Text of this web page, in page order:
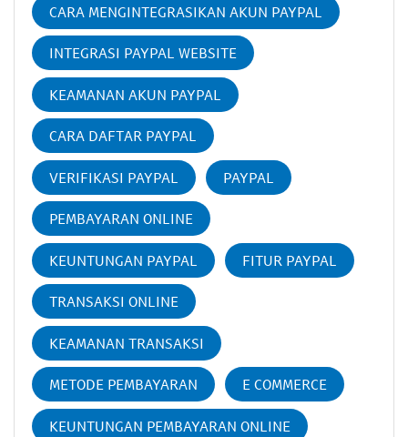
CARA MENGINTEGRASIKAN AKUN PAYPAL
INTEGRASI PAYPAL WEBSITE
KEAMANAN AKUN PAYPAL
CARA DAFTAR PAYPAL
VERIFIKASI PAYPAL PAYPAL
PEMBAYARAN ONLINE
KEUNTUNGAN PAYPAL FITUR PAYPAL
TRANSAKSI ONLINE
KEAMANAN TRANSAKSI
METODE PEMBAYARAN E COMMERCE
KEUNTUNGAN PEMBAYARAN ONLINE